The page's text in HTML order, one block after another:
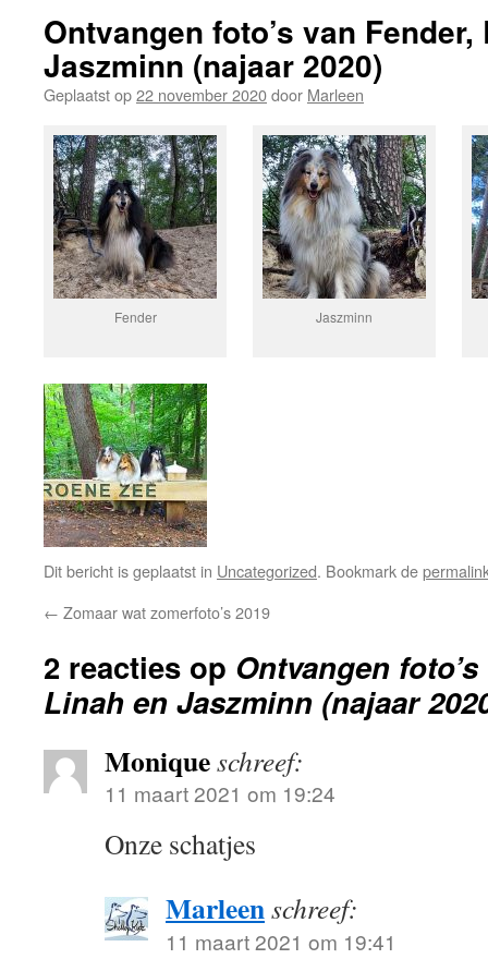
Ontvangen foto’s van
Jaszminn (najaar 2020)
Geplaatst op22 november 2020door Marleen
Fender Jaszminn
Dit bericht is geplaatst in Uncategorized. Bookmark de
← Zomaar wat zomerfoto’s 2019
2 reacties op Ontvangen
Linah en Jaszminn (najaar
Moniqueschreef:
11 maart 2021 om 19:24
Onze schatjes
Marleenschreef:
11 maart 2021 om 19:41